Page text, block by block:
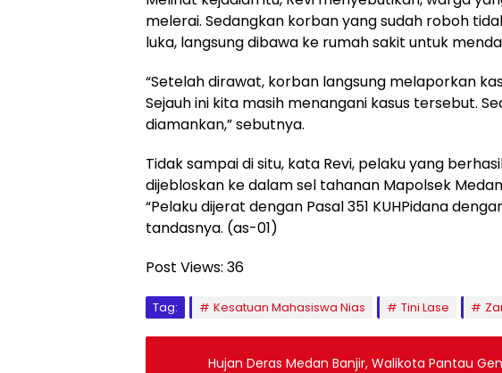
melerai. Sedangkan korban yang sudah roboh
luka, langsung dibawa ke rumah sakit untuk
“Setelah dirawat, korban langsung melaporkan
Sejauh ini kita masih menangani kasus tersebut.
diamankan,” sebutnya.
Tidak sampai di situ, kata Revi, pelaku yang
dijebloskan ke dalam sel tahanan Mapolsek
“Pelaku dijerat dengan Pasal 351 KUHPidana
tandasnya. (as-01)
Post Views: 36
Tag: Kesatuan Mahasiswa Nias Tini Lase
Hujan Deras Medan Banjir, Walikota Pantau